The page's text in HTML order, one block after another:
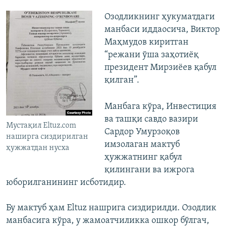
Мустақил Eltuz.com
наширга сиздирилган
ҳужжатдан нусха
Озодликнинг ҳукуматдаги
манбаси иддаосича, Виктор
Маҳмудов киритган
“режани ўша заҳотиёқ
президент Мирзиёев қабул
қилган”.
Манбага кўра, Инвестиция
ва ташқи савдо вазири
Сардор Умурзоқов
имзолаган мактуб
ҳужжатнинг қабул
қилингани ва ижрога
юборилганининг исботидир.
Бу мактуб ҳам Eltuz нашрига сиздирилди. Озодлик
манбасига кўра, у жамоатчиликка ошкор бўлгач,